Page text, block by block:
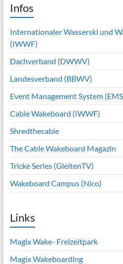
Infos
Internationaler Wasserski und
(IWWF)
Dachverband (DWWV)
Landesverband (BBWV)
Event Management System
Cable Wakeboard (IWWF)
Shredthecable
The Cable Wakeboard Magazin
Tricke Series (GleitenTV)
Wakeboard Campus (Nico)
Links
Magix Wake- Freizeitpark
Magix Wakeboarding